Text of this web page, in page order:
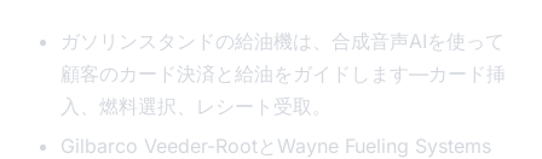
ガソリンスタンドの給油機は、合成音声AIを使って
顧客のカード決済と給油をガイドします—カード挿
入、燃料選択、レシート受取。
Gilbarco Veeder-RootとWayne Fueling Systems